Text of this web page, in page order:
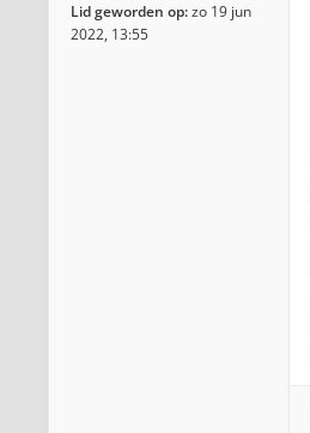
Lid geworden op:zo 19 jun
2022, 13:55